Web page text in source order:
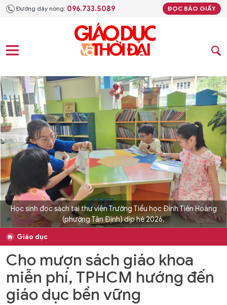
Đường dây nóng: 096.733.5089 ĐỌC BÁO GIẤY
Học sinh đọc sách tại thư viện Trường Tiểu học Đinh Tiên Hoàng
(phường Tân Định) dịp hè 2026.
Giáo dục
Cho mượn sách giáo khoa
miễn phí, TPHCM hướng đến
giáo dục bền vững